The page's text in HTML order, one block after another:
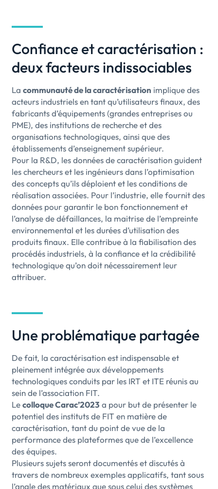
Confiance et caractérisation :
deux facteurs indissociables
La communauté de la caractérisation implique des
acteurs industriels en tant qu’utilisateurs finaux, des
fabricants d’équipements (grandes entreprises ou
PME), des institutions de recherche et des
organisations technologiques, ainsi que des
établissements d’enseignement supérieur.
Pour la R&D, les données de caractérisation guident
les chercheurs et les ingénieurs dans l’optimisation
des concepts qu’ils déploient et les conditions de
réalisation associées. Pour l’industrie, elle fournit des
données pour garantir le bon fonctionnement et
l’analyse de défaillances, la maitrise de l’empreinte
environnemental et les durées d’utilisation des
produits finaux. Elle contribue à la fiabilisation des
procédés industriels, à la confiance et la crédibilité
technologique qu’on doit nécessairement leur
attribuer.
Une problématique partagée
De fait, la caractérisation est indispensable et
pleinement intégrée aux développements
technologiques conduits par les IRT et ITE réunis au
sein de l’association FIT.
Lecolloque Carac’2023 a pour but de présenter le
potentiel des instituts de FIT en matière de
caractérisation, tant du point de vue de la
performance des plateformes que de l’excellence
des équipes.
Plusieurs sujets seront documentés et discutés à
travers de nombreux exemples applicatifs, tant sous
l’angle des matériaux que sous celui des systèmes